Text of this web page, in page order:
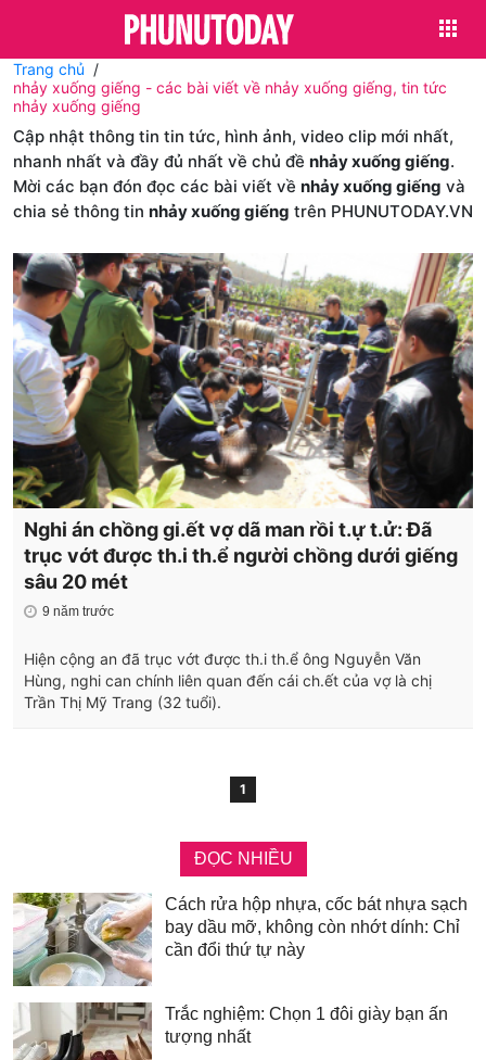
Trang chủ
nhảy xuống giếng - các bài viết về nhảy xuống giếng, tin tức
nhảy xuống giếng
Cập nhật thông tin tin tức, hình ảnh, video clip mới nhất,
nhanh nhất và đầy đủ nhất về chủ đề nhảy xuống giếng.
Mời các bạn đón đọc các bài viết về nhảy xuống giếng và
chia sẻ thông tin nhảy xuống giếng trên PHUNUTODAY.VN
Nghi án chồng gi.ết vợ dã man rồi t.ự t.ử: Đã
trục vớt được th.i th.ể người chồng dưới giếng
sâu 20 mét
9 năm trước
Hiện cộng an đã trục vớt được th.i th.ể ông Nguyễn Văn
Hùng, nghi can chính liên quan đến cái ch.ết của vợ là chị
Trần Thị Mỹ Trang (32 tuổi).
1
ĐỌC NHIỀU
Cách rửa hộp nhựa, cốc bát nhựa sạch
bay dầu mỡ, không còn nhớt dính: Chỉ
cần đổi thứ tự này
Trắc nghiệm: Chọn 1 đôi giày bạn ấn
tượng nhất